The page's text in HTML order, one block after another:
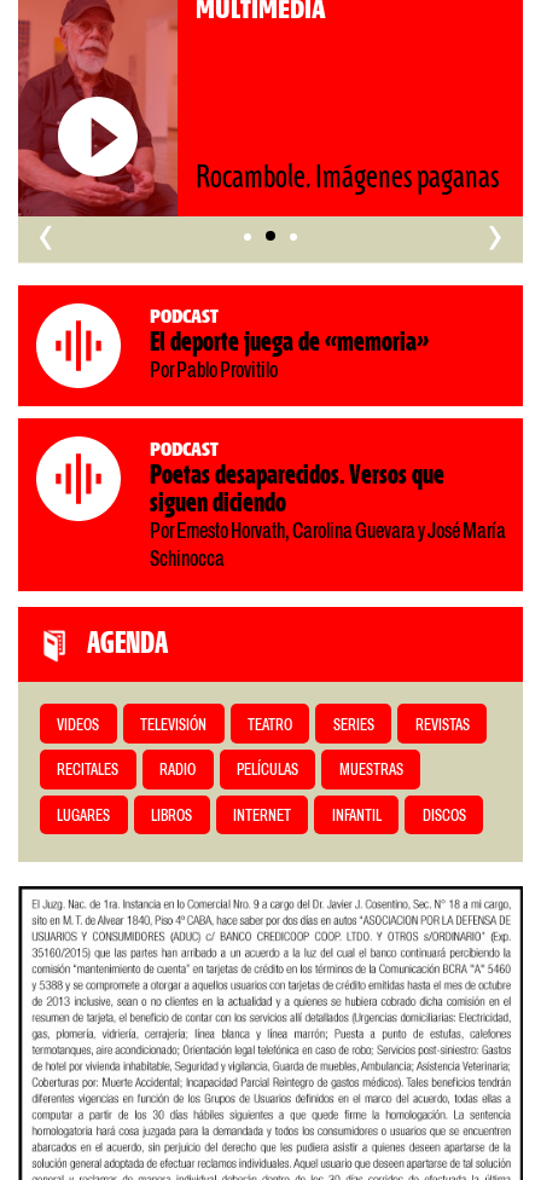
MULTIMEDIA
‹ ›
Podcast
El deporte juega de «memoria»
Por Pablo Provitilo
Podcast
Poetas desaparecidos. Versos que
siguen diciendo
Por Ernesto Horvath, Carolina Guevara y José María
Schinocca
AGENDA
VIDEOS TELEVISIÓN TEATRO SERIES REVISTAS
RECITALES RADIO PELÍCULAS MUESTRAS
LUGARES LIBROS INTERNET INFANTIL DISCOS